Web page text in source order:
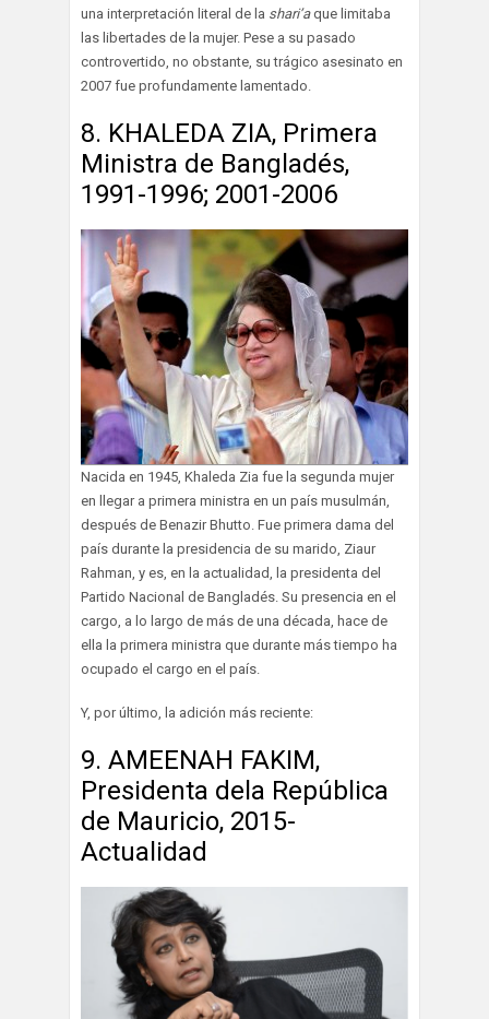
una interpretación literal de la shari’aque limitaba
las libertades de la mujer. Pese a su pasado
controvertido, no obstante, su trágico asesinato en
2007 fue profundamente lamentado.
8. KHALEDA ZIA, Primera
Ministra de Bangladés,
1991-1996; 2001-2006
Nacida en 1945, Khaleda Zia fue la segunda mujer
en llegar a primera ministra en un país musulmán,
después de Benazir Bhutto. Fue primera dama del
país durante la presidencia de su marido, Ziaur
Rahman, y es, en la actualidad, la presidenta del
Partido Nacional de Bangladés. Su presencia en el
cargo, a lo largo de más de una década, hace de
ella la primera ministra que durante más tiempo ha
ocupado el cargo en el país.
Y, por último, la adición más reciente:
9. AMEENAH FAKIM,
Presidenta dela República
de Mauricio, 2015-
Actualidad